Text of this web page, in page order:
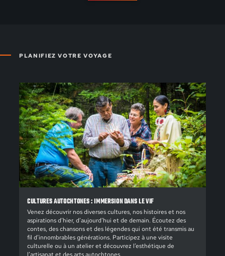
PLANIFIEZ VOTRE VOYAGE
CULTURES AUTOCHTONES : IMMERSION DANS LE VIF
Venez découvrir nos diverses cultures, nos histoires et nos
aspirations d’hier, d’aujourd’hui et de demain. Écoutez des
contes, des chansons et des légendes qui ont été transmis au
fil d’innombrables générations. Participez à une visite
culturelle ou à un atelier et découvrez l’esthétique de
l’artisanat et des arts autochtones.